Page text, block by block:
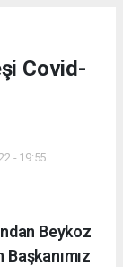
Covid-
- 19:55
Beykoz